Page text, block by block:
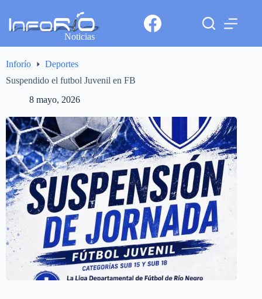
Noticias
Inforío
Deportes
Suspendido el futbol Juvenil en FB
8 mayo, 2026